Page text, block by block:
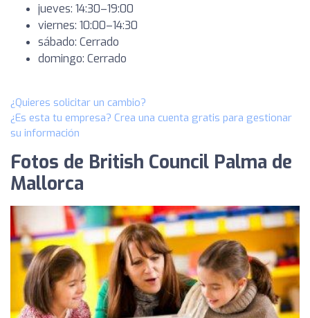
jueves: 14:30–19:00
viernes: 10:00–14:30
sábado: Cerrado
domingo: Cerrado
¿Quieres solicitar un cambio?
¿Es esta tu empresa? Crea una cuenta gratis para gestionar
su información
Fotos de British Council Palma de
Mallorca